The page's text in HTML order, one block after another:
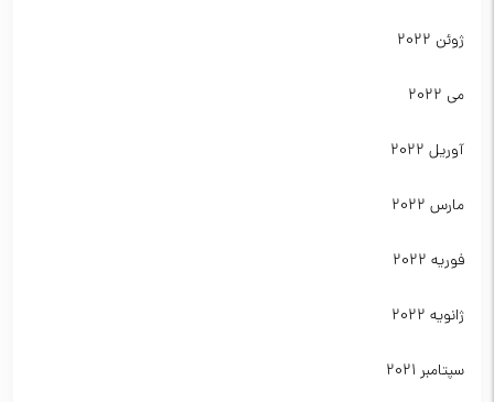
ژوئن 2022
می 2022
آوریل 2022
مارس 2022
فوریه 2022
ژانویه 2022
سپتامبر 2021